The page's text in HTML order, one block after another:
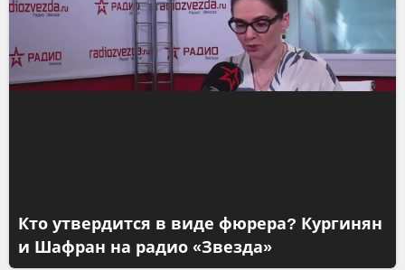
Кто утвердится в виде фюрера? Кургинян
и Шафран на радио «Звезда»